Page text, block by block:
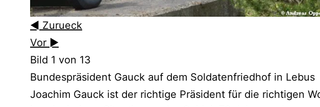
◄ Zurueck
Vor ►
Bild 1 von 13
Bundespräsident Gauck auf dem Soldatenfriedhof in Lebus
Joachim Gauck ist der richtige Präsident für die richtigen